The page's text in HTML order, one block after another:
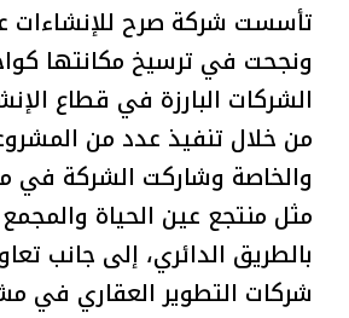
ونجحت في ترسيخ مكانتها
الشركات البارزة في قطاع
من خلال تنفيذ عدد من
والخاصة وشاركت الشركة في
مثل منتجع عين الحياة
بالطريق الدائري، إلى جانب
شركات التطوير العقاري في